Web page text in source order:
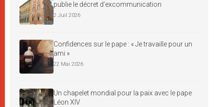
publie le décret d’excommunication
2 Juil 2026
Confidences sur le pape : « Je travaille pour un
ami »
22 Mai 2026
Un chapelet mondial pour la paix avec le pape
Léon XIV